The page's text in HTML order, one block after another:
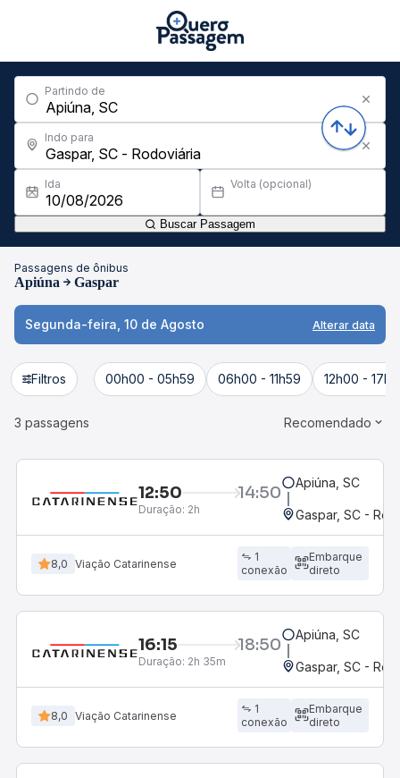
Partindo de
Indo para
Ida Volta (opcional)
Buscar Passagem
Passagens de ônibus
Apiúna Gaspar
Segunda-feira, 10 de Agosto Alterar data
Filtros 00h00 - 05h59 06h00 - 11h59 12h00 -
3 passagens Recomendado
12:50 14:50
Duração: 2h
Apiúna, SC
Gaspar, SC -
8,0 Viação Catarinense
1
conexão
Embarque
direto
16:15 18:50
Duração: 2h 35m
Apiúna, SC
Gaspar, SC -
8,0 Viação Catarinense
1
conexão
Embarque
direto